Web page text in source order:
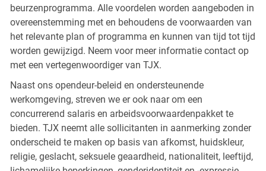
beurzenprogramma. Alle voordelen worden aangeboden in
overeenstemming met en behoudens de voorwaarden van
het relevante plan of programma en kunnen van tijd tot tijd
worden gewijzigd. Neem voor meer informatie contact op
met een vertegenwoordiger van TJX.
Naast ons opendeur-beleid en ondersteunende
werkomgeving, streven we er ook naar om een
concurrerend salaris en arbeidsvoorwaardenpakket te
bieden. TJX neemt alle sollicitanten in aanmerking zonder
onderscheid te maken op basis van afkomst, huidskleur,
religie, geslacht, seksuele geaardheid, nationaliteit, leeftijd,